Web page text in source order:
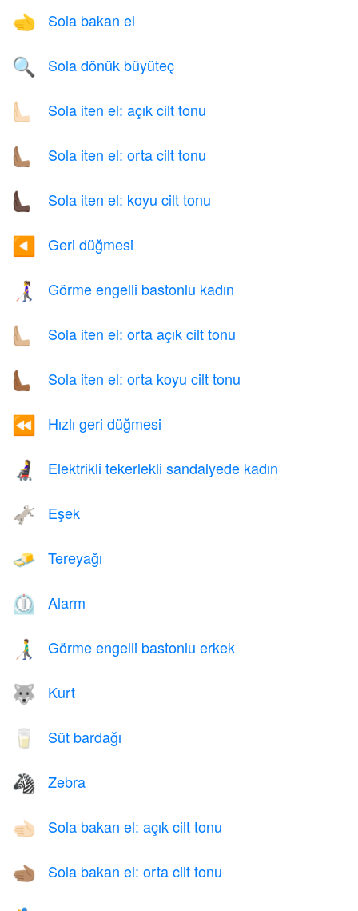
🫲 Sola bakan el
🔍 Sola dönük büyüteç
🫷🏻 Sola iten el: açık cilt tonu
🫷🏽 Sola iten el: orta cilt tonu
🫷🏿 Sola iten el: koyu cilt tonu
◀️ Geri düğmesi
👩‍🦯 Görme engelli bastonlu kadın
🫷🏼 Sola iten el: orta açık cilt tonu
🫷🏾 Sola iten el: orta koyu cilt tonu
⏪ Hızlı geri düğmesi
👩‍🦼 Elektrikli tekerlekli sandalyede kadın
🫏 Eşek
🧈 Tereyağı
⏲️ Alarm
👨‍🦯 Görme engelli bastonlu erkek
🐺 Kurt
🥛 Süt bardağı
🦓 Zebra
🫲🏻 Sola bakan el: açık cilt tonu
🫲🏽 Sola bakan el: orta cilt tonu